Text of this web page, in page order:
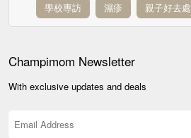
學校專訪
濕疹 親子好去處
Champimom Newsletter
With exclusive updates and deals